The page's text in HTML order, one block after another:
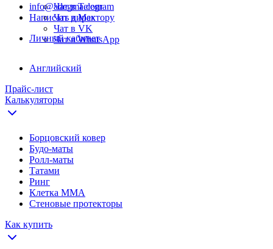
Чат в Telegram
Чат в Max
Чат в VK
Чат в WhatsApp
info@adegma.com
Написать директору
Личный кабинет
Английский
Прайс-лист
Калькуляторы
Борцовский ковер
Будо-маты
Ролл-маты
Татами
Ринг
Клетка ММА
Стеновые протекторы
Как купить